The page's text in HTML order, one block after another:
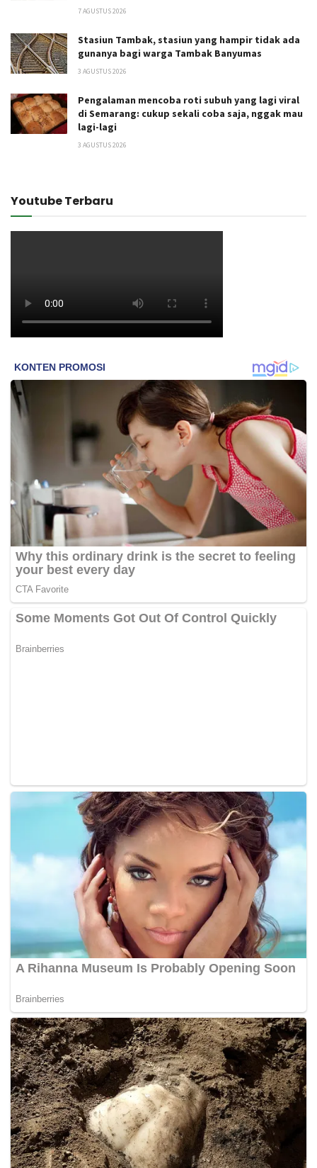
7 AGUSTUS 2026
Stasiun Tambak, stasiun yang hampir tidak ada
gunanya bagi warga Tambak Banyumas
3 AGUSTUS 2026
Pengalaman mencoba roti subuh yang lagi viral
di Semarang: cukup sekali coba saja, nggak mau
lagi-lagi
3 AGUSTUS 2026
Youtube Terbaru